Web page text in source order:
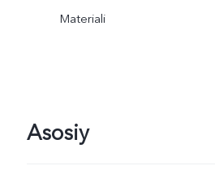
Materiali
Asosiy